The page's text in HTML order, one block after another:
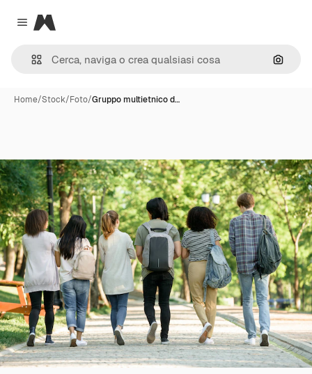
Close menu
Magnific
Cerca
Home/Stock/Foto/Gruppo multietnico d…